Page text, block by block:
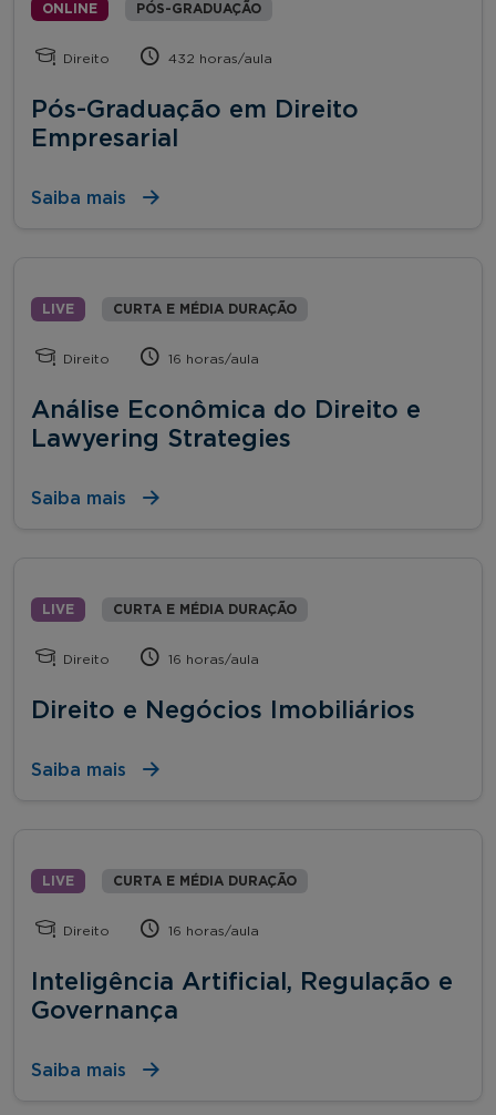
ONLINE PÓS-GRADUAÇÃO
Direito 432 horas/aula
Pós-Graduação em Direito
Empresarial
Saiba mais
LIVE CURTA E MÉDIA DURAÇÃO
Direito 16 horas/aula
Análise Econômica do Direito e
Lawyering Strategies
Saiba mais
LIVE CURTA E MÉDIA DURAÇÃO
Direito 16 horas/aula
Direito e Negócios Imobiliários
Saiba mais
LIVE CURTA E MÉDIA DURAÇÃO
Direito 16 horas/aula
Inteligência Artificial, Regulação e
Governança
Saiba mais